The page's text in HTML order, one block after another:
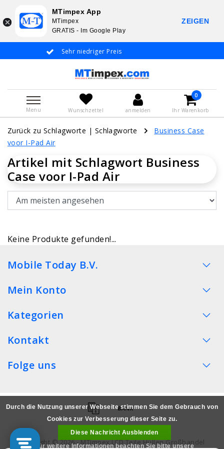
Sehr niedriger Preis
Menu Wunschzettel anmelden
0
Ihr Warenkorb
Zurück zu Schlagworte | Schlagworte
Business Case
voor I-Pad Air
Artikel mit Schlagwort Business
Case voor I-Pad Air
Keine Produkte gefunden!...
Mobile Today B.V.
Mein Konto
Kategorien
Kontakt
Folge uns
Copyright © 2026 - MTimpex LCD Teile Hüllen Großhandel
Durch die Nutzung unserer Webseite stimmen Sie dem Gebrauch von
Cookies zur Verbesserung dieser Seite zu.
Diese Nachricht Ausblenden
Für weitere Informationen beachten Sie bitte unsere
MTimpex App
MTimpex
GRATIS - Im Google Play
ZEIGEN